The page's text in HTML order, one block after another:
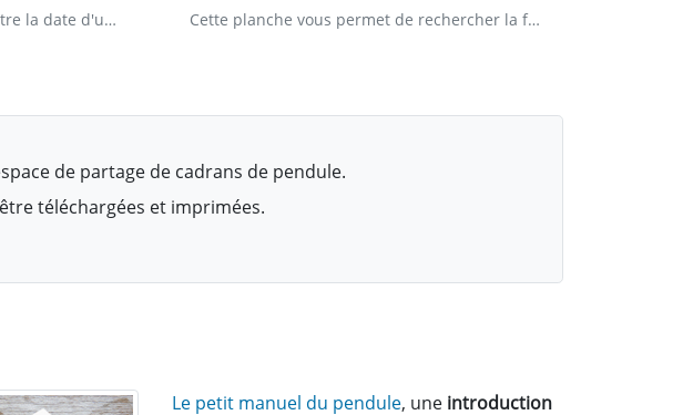
Ce biomètre permet de connaître la date d'un événement avec précision. Cette planche vous permet de rechercher la famille d'émotions en lien avec votre recherche.
de partage de cadrans de pendule.
téléchargées et imprimées.
Le petit manuel du pendule, une introduction